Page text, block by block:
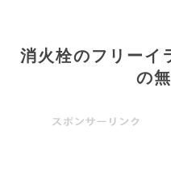
消火栓のフリーイ
の